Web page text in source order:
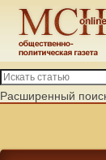
Расширенный